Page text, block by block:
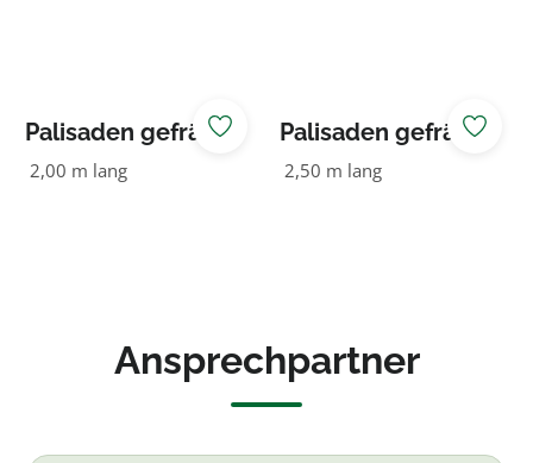
Palisaden gefräst
80 NADELHOLZ
2,00 m lang
Palisaden gefräst
80 NADELHOLZ
2,50 m lang
Ansprechpartner